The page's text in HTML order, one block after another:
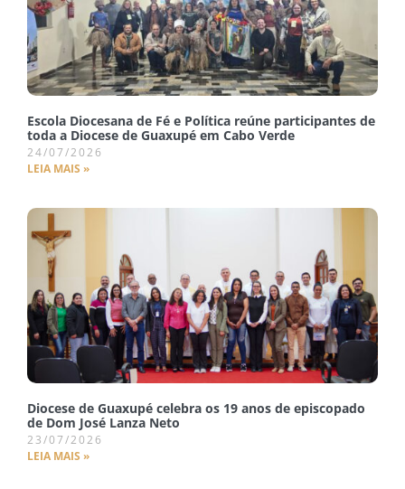
Escola Diocesana de Fé e Política reúne participantes de
toda a Diocese de Guaxupé em Cabo Verde
24/07/2026
LEIA MAIS »
Diocese de Guaxupé celebra os 19 anos de episcopado
de Dom José Lanza Neto
23/07/2026
LEIA MAIS »